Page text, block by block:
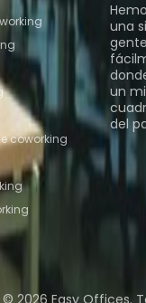
coworking
una
un
del